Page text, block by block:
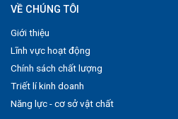
VỀ CHÚNG TÔI
Giới thiệu
Lĩnh vực hoạt động
Chính sách chất lượng
Triết lí kinh doanh
Năng lực - cơ sở vật chất